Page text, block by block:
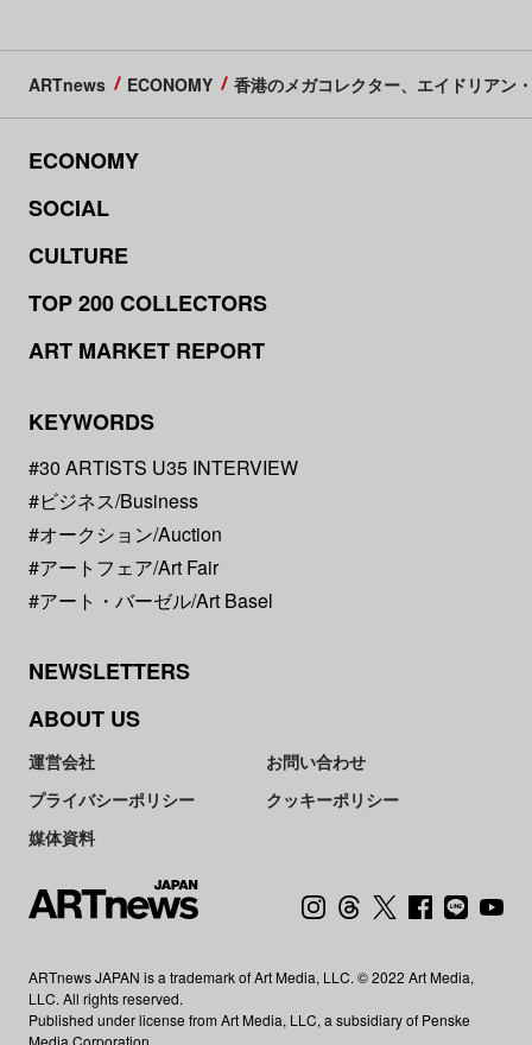
ARTnews ECONOMY 香港のメガコレクター、エイドリアン
ECONOMY
SOCIAL
CULTURE
TOP 200 COLLECTORS
ART MARKET REPORT
KEYWORDS
#30 ARTISTS U35 INTERVIEW
#ビジネス/Business
#オークション/Auction
#アートフェア/Art Fair
#アート・バーゼル/Art Basel
NEWSLETTERS
ABOUT US
運営会社
お問い合わせ
プライバシーポリシー
クッキーポリシー
媒体資料
ARTnews JAPAN is a trademark of Art Media, LLC. © 2022 Art Media,
LLC. All rights reserved.
Published under license from Art Media, LLC, a subsidiary of Penske